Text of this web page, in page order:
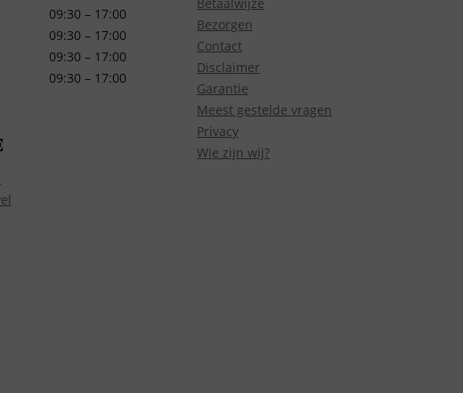
09:30 – 17:00
09:30 – 17:00
09:30 – 17:00
09:30 – 17:00
Bezorgen
Contact
Disclaimer
Garantie
Meest gestelde vragen
Privacy
Wie zijn wij?